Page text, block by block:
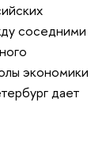
соседними
экономики
дает